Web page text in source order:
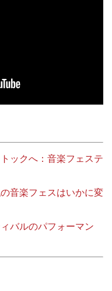
ックへ：音楽フェステ
音楽フェスはいかに変
バルのパフォーマン